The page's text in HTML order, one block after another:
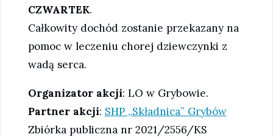
CZWARTEK.
Całkowity dochód zostanie przekazany na
pomoc w leczeniu chorej dziewczynki z
wadą serca.
Organizator akcji: LO w Grybowie.
Partner akcji: SHP „Składnica” Grybów
Zbiórka publiczna nr 2021/2556/KS